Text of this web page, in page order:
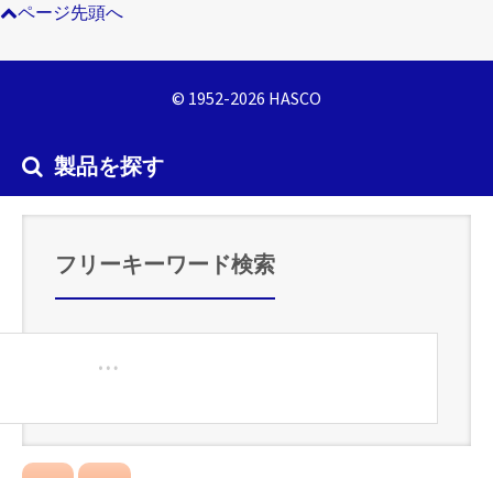
ページ先頭へ
© 1952-2026 HASCO
製品を探す
フリーキーワード検索